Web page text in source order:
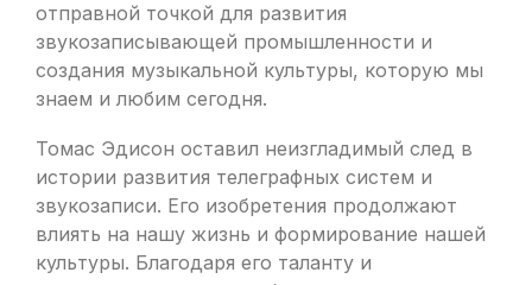
отправной точкой для развития
звукозаписывающей промышленности и
создания музыкальной культуры, которую мы
знаем и любим сегодня.
Томас Эдисон оставил неизгладимый след в
истории развития телеграфных систем и
звукозаписи. Его изобретения продолжают
влиять на нашу жизнь и формирование нашей
культуры. Благодаря его таланту и